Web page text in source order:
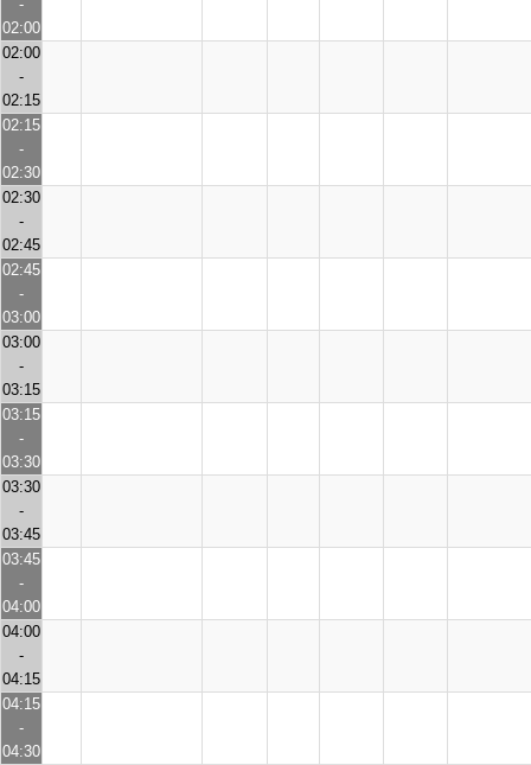
-
02:00
02:00
-
02:15
02:15
-
02:30
02:30
-
02:45
02:45
-
03:00
03:00
-
03:15
03:15
-
03:30
03:30
-
03:45
03:45
-
04:00
04:00
-
04:15
04:15
-
04:30